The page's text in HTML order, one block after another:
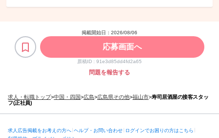
掲載開始日： 2026/08/06
応募画面へ
原稿ID : 91e3d85dd4fd2a65
問題を報告する
求人・転職トップ>中国・四国>広島>広島県その他>福山市>寿司居酒屋の接客スタッ
フ(正社員)
求人広告掲載をお考えの方へ ヘルプ・お問い合わせ ログインでお困りの方はこちら